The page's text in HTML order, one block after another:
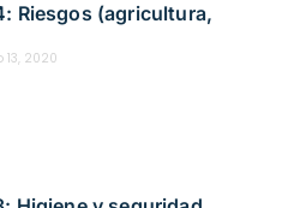
Riesgos (agricultura,
13, 2020